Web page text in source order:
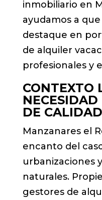
inmobiliario en
ayudamos a
destaque en
de alquiler
profesionales y
CONTEXTO
DE CALIDAD
Manzanares el
encanto del
urbanizaciones
naturales.
gestores de